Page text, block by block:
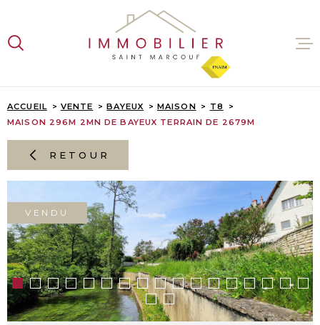
la
recherche
menu
principal
contenu
ACCUEIL VENTE BAYEUX MAISON
T8
MAISON 296M 2MN DE BAYEUX TERRAIN DE 2679M
RETOUR
VENDU